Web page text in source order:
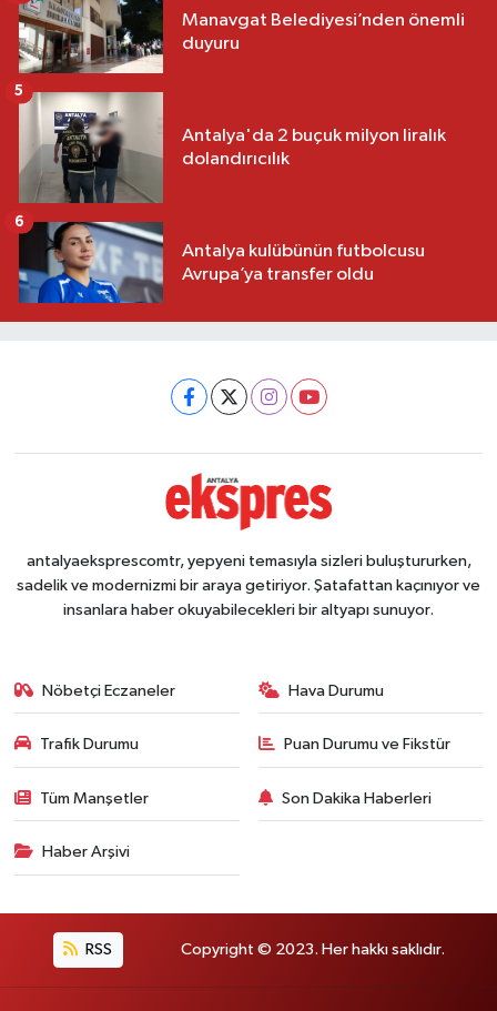
Manavgat Belediyesi’nden önemli
duyuru
Antalya'da 2 buçuk milyon liralık
dolandırıcılık
5
Antalya kulübünün futbolcusu
Avrupa’ya transfer oldu
6
antalyaeksprescomtr, yepyeni temasıyla sizleri buluştururken,
sadelik ve modernizmi bir araya getiriyor. Şatafattan kaçınıyor ve
insanlara haber okuyabilecekleri bir altyapı sunuyor.
Nöbetçi Eczaneler Hava Durumu
Trafik Durumu Puan Durumu ve Fikstür
Tüm Manşetler Son Dakika Haberleri
Haber Arşivi
RSS Copyright © 2023. Her hakkı saklıdır.